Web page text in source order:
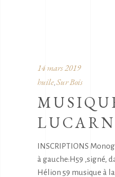
14 mars 2019
huile, Sur Bois
INSCRIPTIONS
à gauche:H59 ,signé,
Hélion 59 musique à la